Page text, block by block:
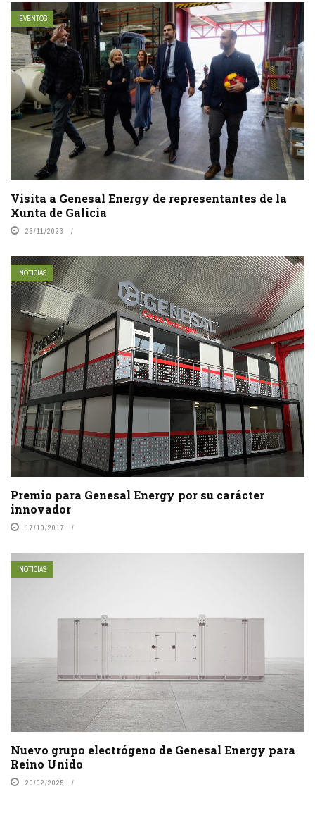
EVENTOS
Visita a Genesal Energy de representantes de la
Xunta de Galicia
26/11/2023
NOTICIAS
Premio para Genesal Energy por su carácter
innovador
17/10/2017
NOTICIAS
Nuevo grupo electrógeno de Genesal Energy para
Reino Unido
20/02/2025